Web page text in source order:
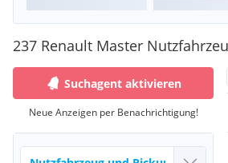
237 Renault Master
Suchagent aktivieren
Neue Anzeigen per Benachrichtigung!